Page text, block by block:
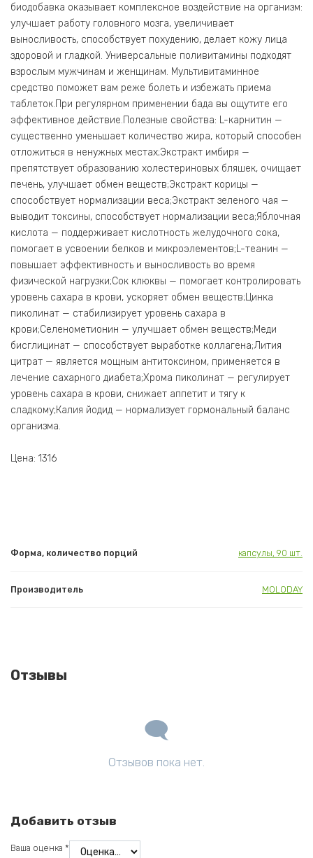
биодобавка оказывает комплексное воздействие на организм:
улучшает работу головного мозга, увеличивает
выносливость, способствует похудению, делает кожу лица
здоровой и гладкой. Универсальные поливитамины подходят
взрослым мужчинам и женщинам. Мультивитаминное
средство поможет вам реже болеть и избежать приема
таблеток.При регулярном применении бада вы ощутите его
эффективное действие.Полезные свойства: L-карнитин —
существенно уменьшает количество жира, который способен
отложиться в ненужных местах;Экстракт имбиря —
препятствует образованию холестериновых бляшек, очищает
печень, улучшает обмен веществ;Экстракт корицы —
способствует нормализации веса;Экстракт зеленого чая —
выводит токсины, способствует нормализации веса;Яблочная
кислота — поддерживает кислотность желудочного сока,
помогает в усвоении белков и микроэлементов;L-теанин —
повышает эффективность и выносливость во время
физической нагрузки;Сок клюквы — помогает контролировать
уровень сахара в крови, ускоряет обмен веществ;Цинка
пиколинат — стабилизирует уровень сахара в
крови;Селенометионин — улучшает обмен веществ;Меди
бисглицинат — способствует выработке коллагена;Лития
цитрат — является мощным антитоксином, применяется в
лечение сахарного диабета;Хрома пиколинат — регулирует
уровень сахара в крови, снижает аппетит и тягу к
сладкому;Калия йодид — нормализует гормональный баланс
организма.
Цена: 1316
Форма, количество порций капсулы, 90 шт.
Производитель MOLODAY
Отзывы
Отзывов пока нет.
Добавить отзыв
Ваша оценка *